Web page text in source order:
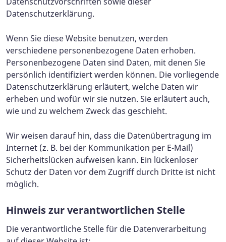
Datenschutzerklärung.
Wenn Sie diese Website benutzen, werden
verschiedene personenbezogene Daten erhoben.
Personenbezogene Daten sind Daten, mit denen Sie
persönlich identifiziert werden können. Die vorliegende
Datenschutzerklärung erläutert, welche Daten wir
erheben und wofür wir sie nutzen. Sie erläutert auch,
wie und zu welchem Zweck das geschieht.
Wir weisen darauf hin, dass die Datenübertragung im
Internet (z. B. bei der Kommunikation per E-Mail)
Sicherheitslücken aufweisen kann. Ein lückenloser
Schutz der Daten vor dem Zugriff durch Dritte ist nicht
möglich.
Hinweis zur verantwortlichen Stelle
Die verantwortliche Stelle für die Datenverarbeitung